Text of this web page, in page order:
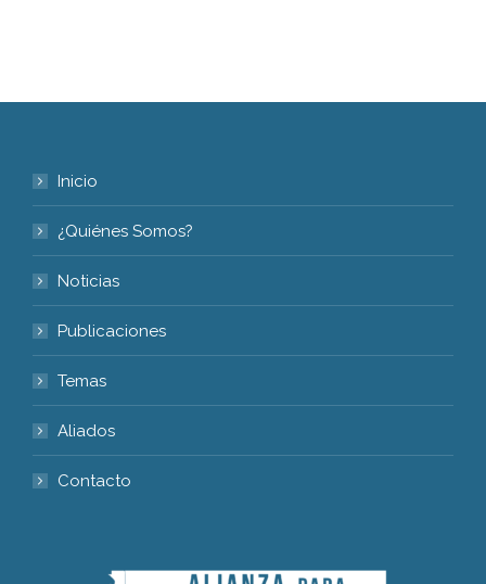
Inicio
¿Quiénes Somos?
Noticias
Publicaciones
Temas
Aliados
Contacto